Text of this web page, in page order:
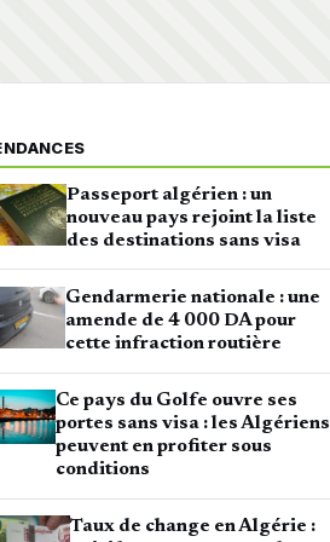
Passeport algérien : un
nouveau pays rejoint la liste
des destinations sans visa
Gendarmerie nationale : une
amende de 4 000 DA pour
cette infraction routière
Ce pays du Golfe ouvre ses
portes sans visa : les Algériens
peuvent en profiter sous
conditions
Taux de change en Algérie :